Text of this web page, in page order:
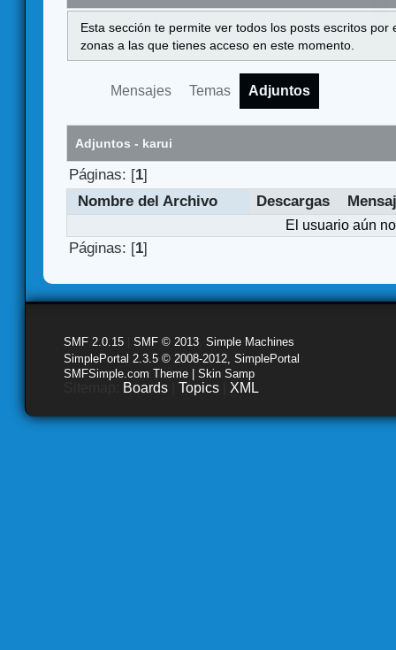
Esta sección te permite ver todos los posts escritos
zonas a las que tienes acceso en este momento.
Mensajes Temas Adjuntos
Adjuntos - karui
Páginas: [1]
Nombre del Archivo
Descargas
El usuario aún
Páginas: [1]
SMF 2.0.15 SMF © 2013 Simple Machines
SimplePortal 2.3.5 © 2008-2012, SimplePortal
SMFSimple.com Theme | Skin Samp
Boards Topics XML